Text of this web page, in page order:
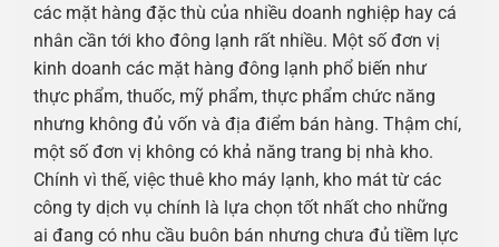
các mặt hàng đặc thù của nhiều doanh nghiệp hay cá
nhân cần tới kho đông lạnh rất nhiều. Một số đơn vị
kinh doanh các mặt hàng đông lạnh phổ biến như
thực phẩm, thuốc, mỹ phẩm, thực phẩm chức năng
nhưng không đủ vốn và địa điểm bán hàng. Thậm chí,
một số đơn vị không có khả năng trang bị nhà kho.
Chính vì thế, việc thuê kho máy lạnh, kho mát từ các
công ty dịch vụ chính là lựa chọn tốt nhất cho những
ai đang có nhu cầu buôn bán nhưng chưa đủ tiềm lực